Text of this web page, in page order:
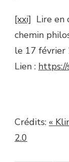
[xxi] Lire en
chemin
le 17 février
Lien :
Crédits: «
2.0